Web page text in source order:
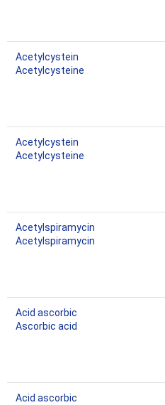
Acetylcystein
Acetylcysteine
Acetylcystein
Acetylcysteine
Acetylspiramycin
Acetylspiramycin
Acid ascorbic
Ascorbic acid
Acid ascorbic